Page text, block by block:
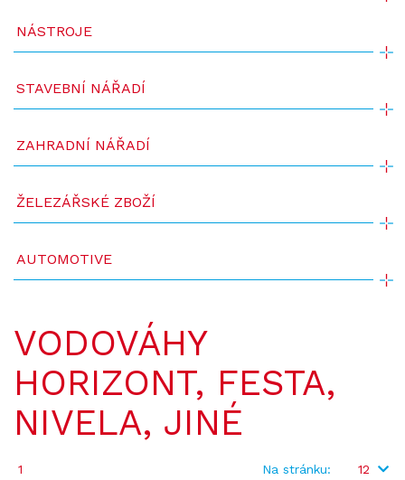
NÁSTROJE
STAVEBNÍ NÁŘADÍ
ZAHRADNÍ NÁŘADÍ
ŽELEZÁŘSKÉ ZBOŽÍ
AUTOMOTIVE
VODOVÁHY
HORIZONT, FESTA,
NIVELA, JINÉ
1 Na stránku: 12